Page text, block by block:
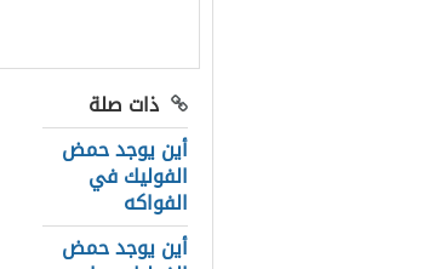
ذات صلة
أين يوجد حمض
الفوليك في
الفواكه
أين يوجد حمض